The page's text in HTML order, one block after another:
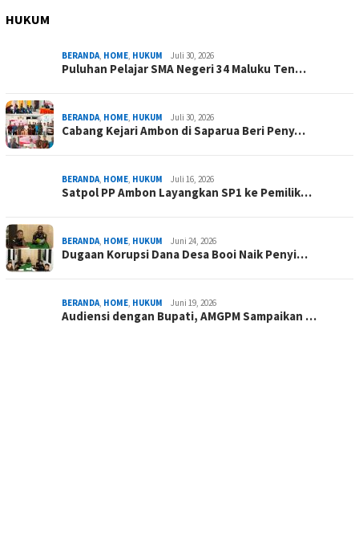
HUKUM
BERANDA HOME HUKUM Juli 30, 2026
Puluhan Pelajar SMA Negeri 34 Maluku Ten…
BERANDA HOME HUKUM Juli 30, 2026
Cabang Kejari Ambon di Saparua Beri Peny…
BERANDA HOME HUKUM Juli 16, 2026
Satpol PP Ambon Layangkan SP1 ke Pemilik…
BERANDA HOME HUKUM Juni 24, 2026
Dugaan Korupsi Dana Desa Booi Naik Penyi…
BERANDA HOME HUKUM Juni 19, 2026
Audiensi dengan Bupati, AMGPM Sampaikan …